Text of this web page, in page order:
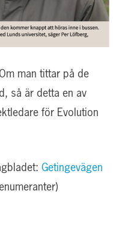
man tittar på de
så är detta en av
för Evolution
Getingevägen